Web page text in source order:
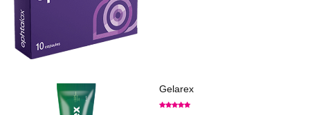
Gelarex